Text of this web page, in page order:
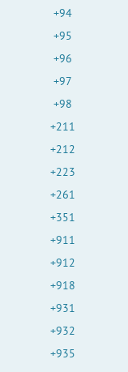
+94
+95
+96
+97
+98
+211
+212
+223
+261
+351
+911
+912
+918
+931
+932
+935